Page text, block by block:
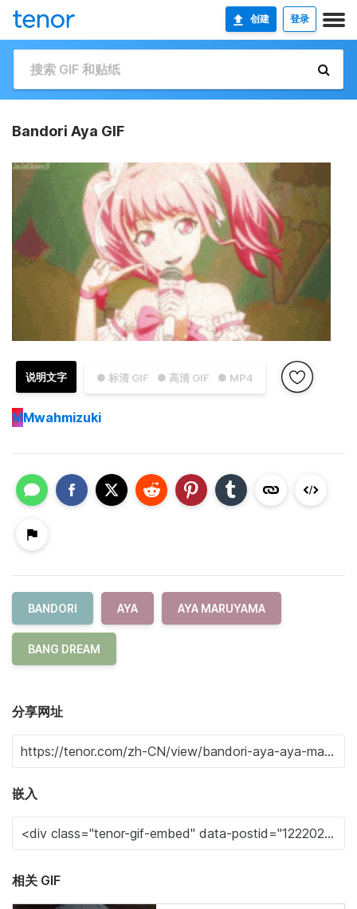
创建 登录
Bandori Aya GIF
● 标清 GIF ● 高清 GIF ● MP4
说明文字
MMwahmizuki
BANDORI AYA AYA MARUYAMA
BANG DREAM
分享网址
嵌入
相关 GIF